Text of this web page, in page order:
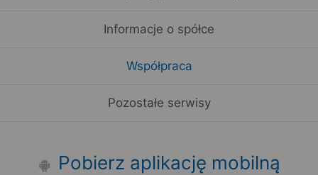
Informacje o spółce
Współpraca
Pozostałe serwisy
Pobierz aplikację mobilną